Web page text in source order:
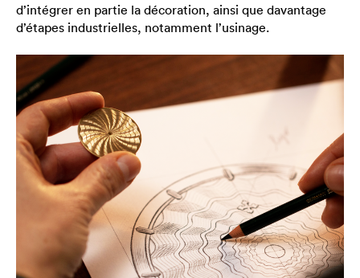
d’intégrer en partie la décoration, ainsi que davantage
d’étapes industrielles, notamment l’usinage.